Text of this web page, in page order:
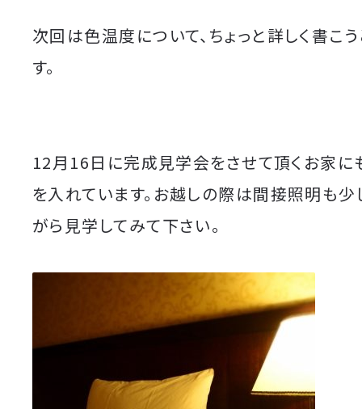
次回は色温度について、ちょっと詳しく書こ
す。
12月16日に完成見学会をさせて頂くお家
を入れています。お越しの際は間接照明も
がら見学してみて下さい。